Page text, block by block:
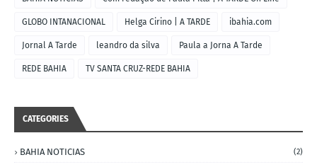
GLOBO INTANACIONAL Helga Cirino | A TARDE ibahia.com
Jornal A Tarde leandro da silva Paula a Jorna A Tarde
REDE BAHIA TV SANTA CRUZ-REDE BAHIA
CATEGORIES
BAHIA NOTICIAS (2)